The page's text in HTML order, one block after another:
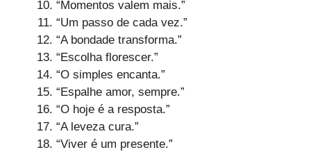
“Momentos valem mais.”
“Um passo de cada vez.”
“A bondade transforma.”
“Escolha florescer.”
“O simples encanta.”
“Espalhe amor, sempre.”
“O hoje é a resposta.”
“A leveza cura.”
“Viver é um presente.”